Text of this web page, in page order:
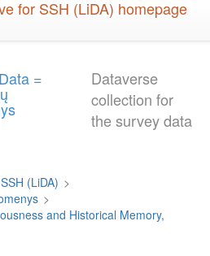
=
Dataverse
collection for
the survey data
(LiDA) >
>
and Historical Memory,